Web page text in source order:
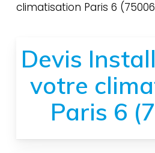
climatisation Paris 6
Devis
votre
Paris 6